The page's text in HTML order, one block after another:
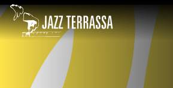
Pasar al contenido principal